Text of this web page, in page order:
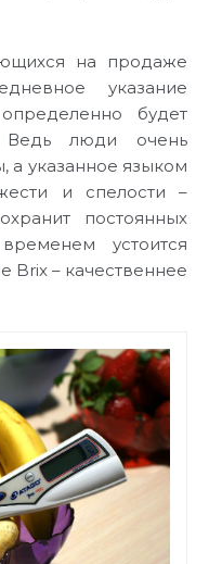
на продаже
указание
будет
Ведь люди очень
указанное языком
и спелости –
постоянных
устоится
Brix – качественнее